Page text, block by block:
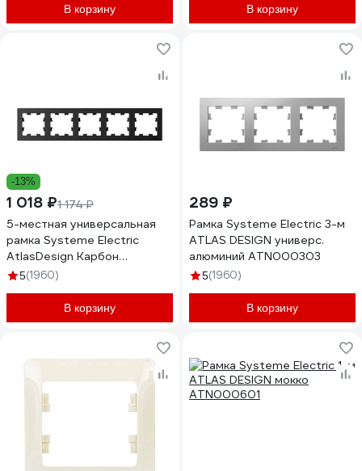
В корзину В корзину
-13%
1 018 ₽1 174 ₽
5-местная универсальная
рамка Systeme Electric
AtlasDesign Карбон
ATN001005
5(1960)
В корзину
289 ₽
Рамка Systeme Electric 3-м
ATLAS DESIGN универс.
алюминий ATN000303
5(1960)
В корзину